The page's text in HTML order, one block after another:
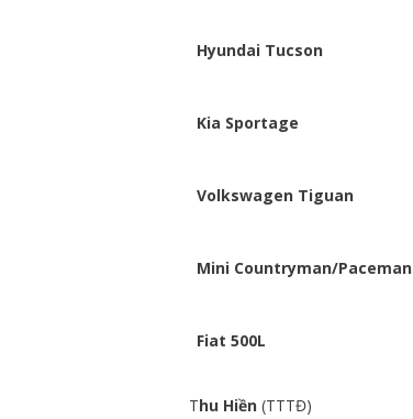
Hyundai Tucson
Kia Sportage
Volkswagen Tiguan
Mini Countryman/Paceman
Fiat 500L
Thu Hiền (TTTĐ)